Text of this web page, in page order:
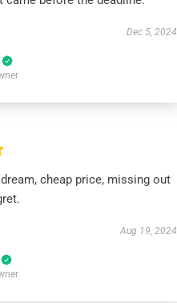
Dec 5, 2024
cheap price, missing out
Aug 19, 2024